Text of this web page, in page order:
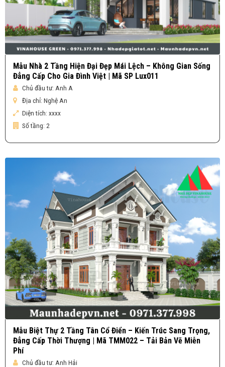
Mẫu Nhà 2 Tầng Hiện Đại Đẹp Mái Lệch – Không Gian Sống
Đẳng Cấp Cho Gia Đình Việt | Mã SP Lux011
Chủ đầu tư: Anh A
Địa chỉ: Nghệ An
Diện tích: xxxx
Số tầng: 2
Mẫu Biệt Thự 2 Tầng Tân Cổ Điển – Kiến Trúc Sang Trọng,
Đẳng Cấp Thời Thượng | Mã TMM022 – Tải Bản Vẽ Miễn
Phí
Chủ đầu tư: Anh Hải